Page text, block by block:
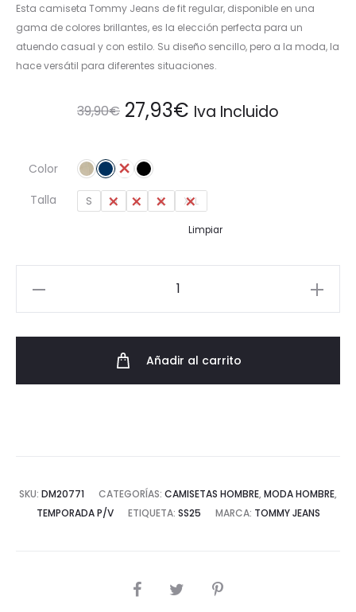
Esta camiseta Tommy Jeans de fit regular, disponible en una
gama de colores brillantes, es la elección perfecta para un
atuendo casual y con estilo. Su diseño sencillo, pero a la moda, la
hace versátil para diferentes situaciones.
39,90€ El
original
39,90€.
27,93€ El
actual
es:
27,93€.
Iva Incluido
Color
Talla
S M L XL XXL
Limpiar
Añadir al carrito
SKU: DM20771 CATEGORÍAS: CAMISETAS HOMBRE, MODA HOMBRE,
TEMPORADA P/V
ETIQUETA: SS25 MARCA: TOMMY JEANS
COMPARTIR